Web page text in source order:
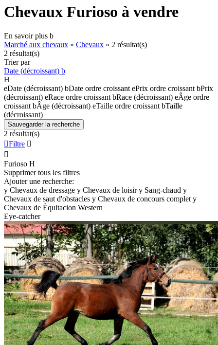
Chevaux Furioso à vendre
En savoir plus b
Marché aux chevaux » Chevaux » 2 résultat(s)
2 résultat(s)
Trier par
Date (décroissant) b
H
eDate (décroissant) bDate ordre croissant ePrix ordre croissant bPrix
(décroissant) eRace ordre croissant bRace (décroissant) eÂge ordre
croissant bÂge (décroissant) eTaille ordre croissant bTaille
(décroissant)
Sauvegarder la recherche
2 résultat(s)
Filtre 

Furioso H
Supprimer tous les filtres
Ajouter une recherche:
y Chevaux de dressage y Chevaux de loisir y Sang-chaud y
Chevaux de saut d'obstacles y Chevaux de concours complet y
Chevaux de Èquitacion Western
Eye-catcher